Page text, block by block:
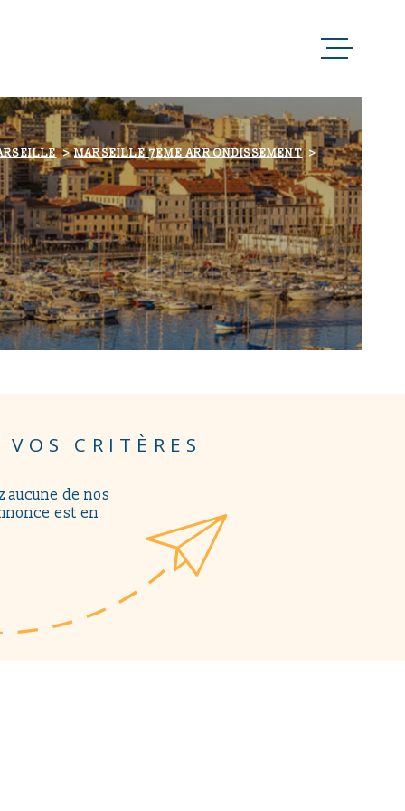
ACCUEIL
QUI SOMMES-NOUS
NOTRE RAISON
NOS MÉTIERS
NOS PARTENAIRES
NOS ACTUALITÉS
MARSEILLE 7EME ARRONDISSEMENT
CRITÈRES
aucune de nos
est en